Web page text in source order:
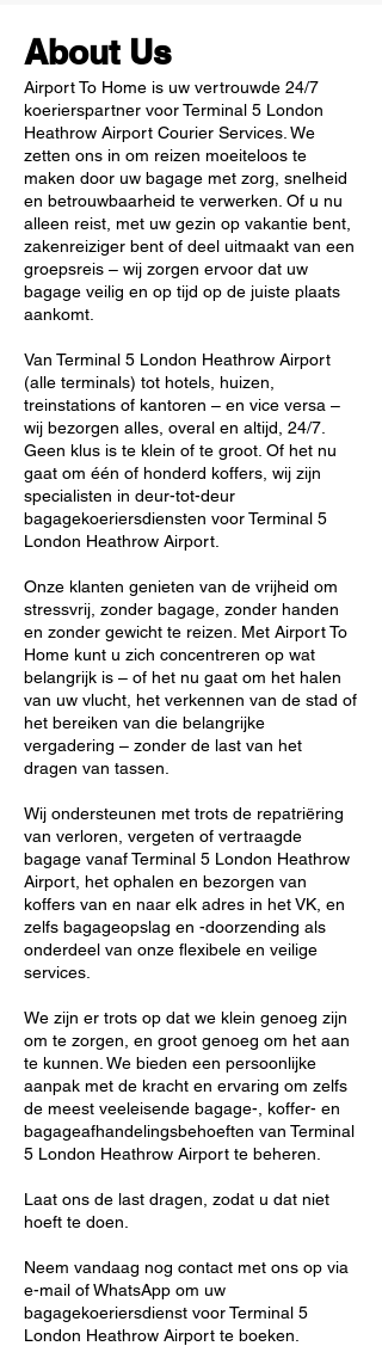
About Us
Airport To Home is uw vertrouwde 24/7
koerierspartner voor Terminal 5 London
Heathrow Airport Courier Services. We
zetten ons in om reizen moeiteloos te
maken door uw bagage met zorg, snelheid
en betrouwbaarheid te verwerken. Of u nu
alleen reist, met uw gezin op vakantie bent,
zakenreiziger bent of deel uitmaakt van een
groepsreis – wij zorgen ervoor dat uw
bagage veilig en op tijd op de juiste plaats
aankomt.
Van Terminal 5 London Heathrow Airport
(alle terminals) tot hotels, huizen,
treinstations of kantoren – en vice versa –
wij bezorgen alles, overal en altijd, 24/7.
Geen klus is te klein of te groot. Of het nu
gaat om één of honderd koffers, wij zijn
specialisten in deur-tot-deur
bagagekoeriersdiensten voor Terminal 5
London Heathrow Airport.
Onze klanten genieten van de vrijheid om
stressvrij, zonder bagage, zonder handen
en zonder gewicht te reizen. Met Airport To
Home kunt u zich concentreren op wat
belangrijk is – of het nu gaat om het halen
van uw vlucht, het verkennen van de stad of
het bereiken van die belangrijke
vergadering – zonder de last van het
dragen van tassen.
Wij ondersteunen met trots de repatriëring
van verloren, vergeten of vertraagde
bagage vanaf Terminal 5 London Heathrow
Airport, het ophalen en bezorgen van
koffers van en naar elk adres in het VK, en
zelfs bagageopslag en -doorzending als
onderdeel van onze flexibele en veilige
services.
We zijn er trots op dat we klein genoeg zijn
om te zorgen, en groot genoeg om het aan
te kunnen. We bieden een persoonlijke
aanpak met de kracht en ervaring om zelfs
de meest veeleisende bagage-, koffer- en
bagageafhandelingsbehoeften van Terminal
5 London Heathrow Airport te beheren.
Laat ons de last dragen, zodat u dat niet
hoeft te doen.
Neem vandaag nog contact met ons op via
e-mail of WhatsApp om uw
bagagekoeriersdienst voor Terminal 5
London Heathrow Airport te boeken.